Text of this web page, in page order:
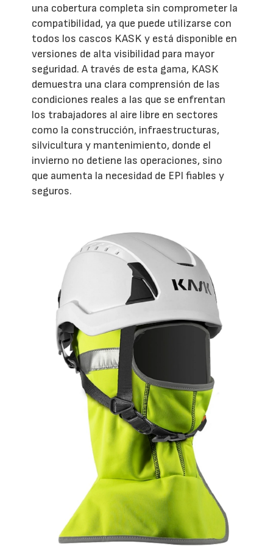
una cobertura completa sin comprometer la
compatibilidad, ya que puede utilizarse con
todos los cascos KASK y está disponible en
versiones de alta visibilidad para mayor
seguridad. A través de esta gama, KASK
demuestra una clara comprensión de las
condiciones reales a las que se enfrentan
los trabajadores al aire libre en sectores
como la construcción, infraestructuras,
silvicultura y mantenimiento, donde el
invierno no detiene las operaciones, sino
que aumenta la necesidad de EPI fiables y
seguros.